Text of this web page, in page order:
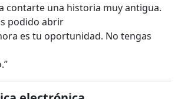
contarte una historia muy antigua.
podido abrir
es tu oportunidad. No tengas